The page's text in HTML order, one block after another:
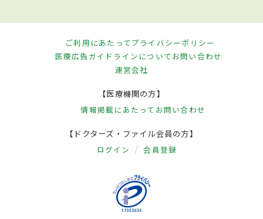
ご利用にあたってプライバシーポリシー
医療広告ガイドラインについてお問い合わせ
運営会社
【医療機関の方】
情報掲載にあたって お問い合わせ
【ドクターズ・ファイル会員の方】
ログイン 会員登録